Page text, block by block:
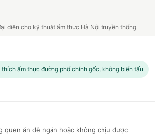
diện cho kỹ thuật ẩm thực Hà Nội truyền thống
thích ẩm thực đường phố chính gốc, không biến tấu
quen ăn dễ ngán hoặc không chịu được